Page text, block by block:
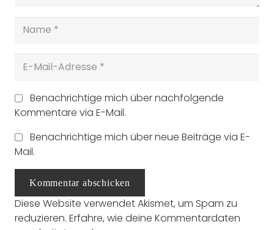
Benachrichtige mich über nachfolgende
Kommentare via E-Mail.
Benachrichtige mich über neue Beiträge via E-
Mail.
Kommentar abschicken
Diese Website verwendet Akismet, um Spam zu
reduzieren. Erfahre, wie deine Kommentardaten